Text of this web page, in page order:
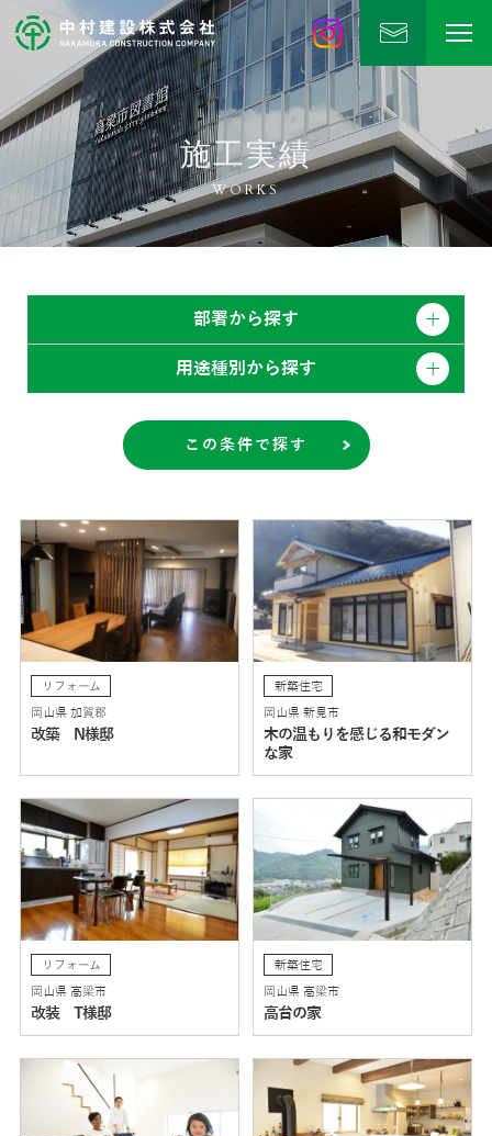
中村建設
公式Instagram
施工実績
WORKS
部署から探す
用途種別から探す
リフォーム
岡山県 加賀郡
改築 N様邸
新築住宅
岡山県 新見市
木の温もりを感じる和モダン
な家
リフォーム
岡山県 高梁市
改装 T様邸
新築住宅
岡山県 高梁市
高台の家